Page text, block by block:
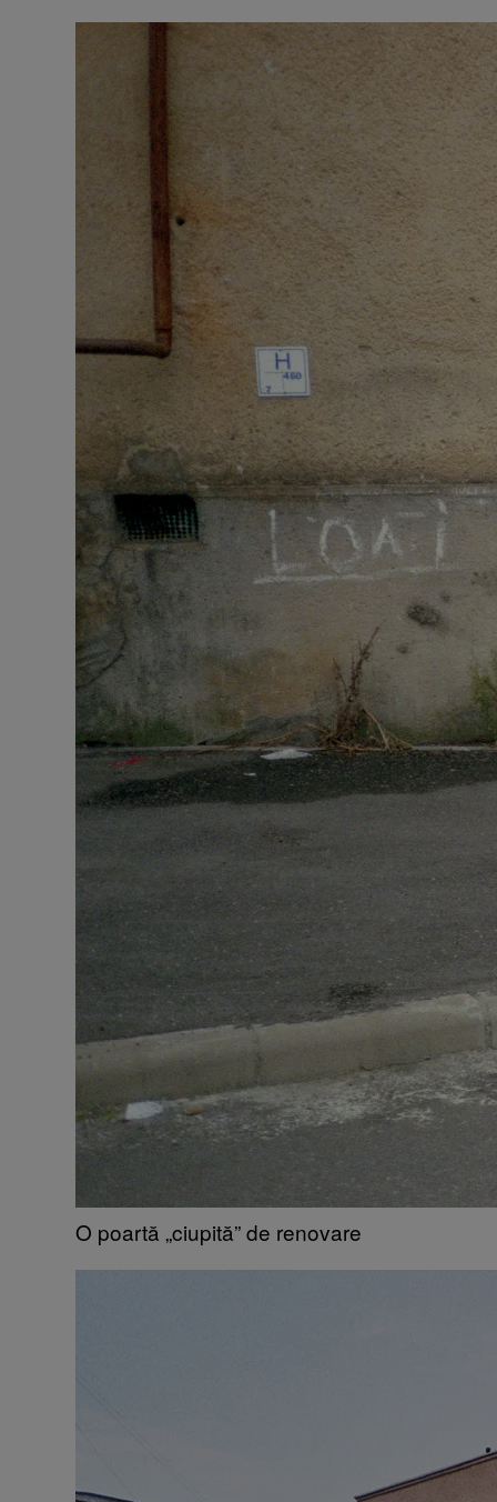
O poartă „ciupită” de renovare